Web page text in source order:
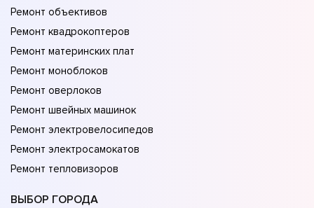
Ремонт объективов
Ремонт квадрокоптеров
Ремонт материнских плат
Ремонт моноблоков
Ремонт оверлоков
Ремонт швейных машинок
Ремонт электровелосипедов
Ремонт электросамокатов
Ремонт тепловизоров
ВЫБОР ГОРОДА